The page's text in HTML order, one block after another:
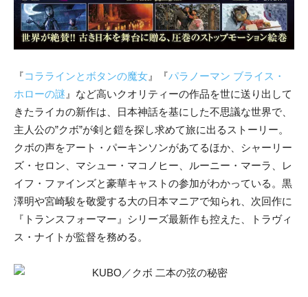
『コララインとボタンの魔女 』『パラノーマン ブライス・
ホローの謎 』など高いクオリティーの作品を世に送り出して
きたライカの新作は、日本神話を基にした不思議な世界で、
主人公の”クボ”が剣と鎧を探し求めて旅に出るストーリー。
クボの声をアート・パーキンソンがあてるほか、シャーリー
ズ・セロン、マシュー・マコノヒー、ルーニー・マーラ、レ
イフ・ファインズと豪華キャストの参加がわかっている。黒
澤明や宮崎駿を敬愛する大の日本マニアで知られ、次回作に
『トランスフォーマー』シリーズ最新作も控えた、トラヴィ
ス・ナイトが監督を務める。